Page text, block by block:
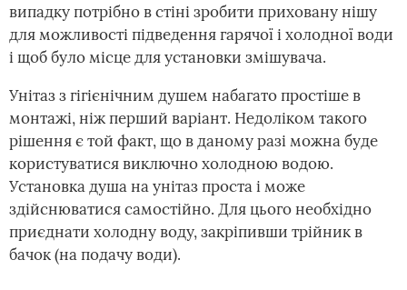
випадку потрібно в стіні зробити приховану нішу
для можливості підведення гарячої і холодної води
і щоб було місце для установки змішувача.
Унітаз з гігієнічним душем набагато простіше в
монтажі, ніж перший варіант. Недоліком такого
рішення є той факт, що в даному разі можна буде
користуватися виключно холодною водою.
Установка душа на унітаз проста і може
здійснюватися самостійно. Для цього необхідно
приєднати холодну воду, закріпивши трійник в
бачок (на подачу води).